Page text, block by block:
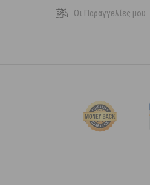
Οι Παραγγελίες μου